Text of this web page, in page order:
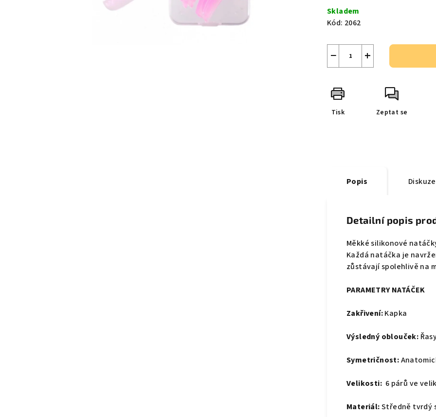
hvězdiček.
cena:
Skladem
Kód: 2062
+
−
Tisk Zeptat se
Popis Diskuze
Detailní popis
Měkké silikonové
Každá natáčka je
zůstávají spolehlivě na
PARAMETRY NATÁČEK
Zakřivení:Kapka
Výsledný oblouček:
Symetričnost:
Velikosti: 6 párů ve
Materiál:Středně tvrdý